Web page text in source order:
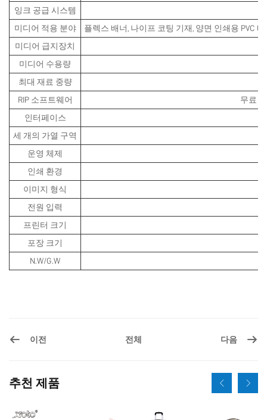
잉크 공급 시스템
미디어 적용 분야 플렉스 배너, 나이프 코팅 기재, 양면 인쇄용 PVC
미디어 급지장치
미디어 수용량
최대 재료 중량
RIP 소프트웨어 무료
인터페이스
세 개의 가열 구역
운영 체제
인쇄 환경
이미지 형식
전원 입력
프린터 크기
포장 크기
N.W/G.W
이전 전체 다음
추천 제품